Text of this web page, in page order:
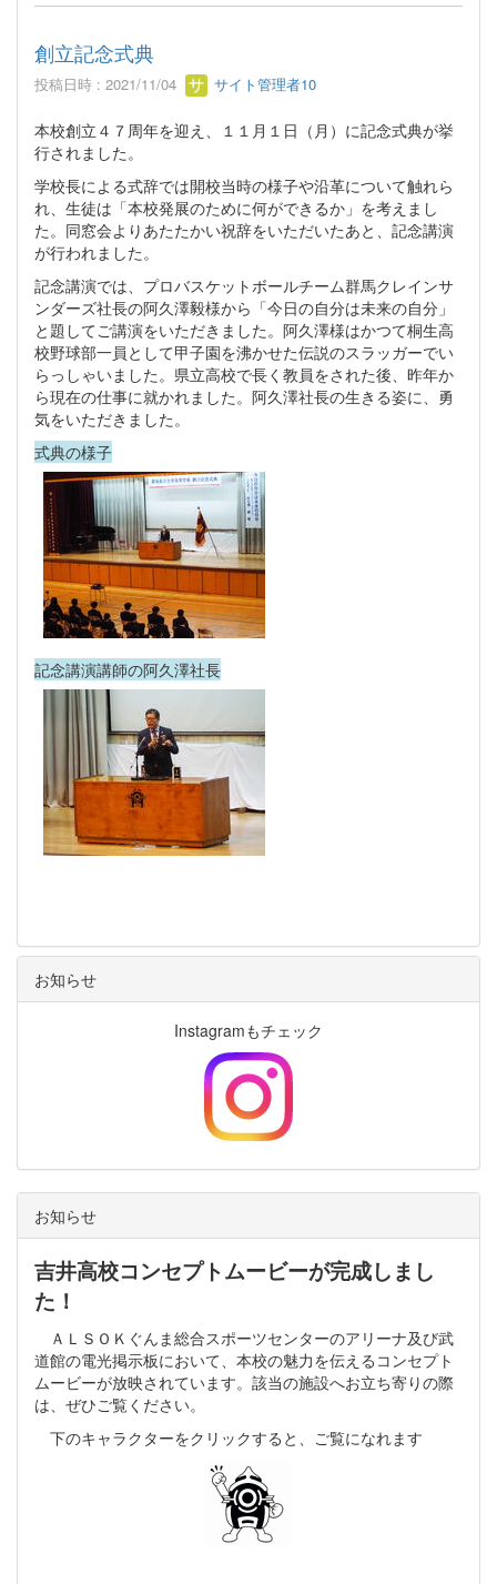
創立記念式典
投稿日時 : 2021/11/04 サイト管理者10
本校創立４７周年を迎え、１１月１日（月）に記念式典が挙
行されました。
学校長による式辞では開校当時の様子や沿革について触れら
れ、生徒は「本校発展のために何ができるか」を考えまし
た。同窓会よりあたたかい祝辞をいただいたあと、記念講演
が行われました。
記念講演では、プロバスケットボールチーム群馬クレインサ
ンダーズ社長の阿久澤毅様から「今日の自分は未来の自分」
と題してご講演をいただきました。阿久澤様はかつて桐生高
校野球部一員として甲子園を沸かせた伝説のスラッガーでい
らっしゃいました。県立高校で長く教員をされた後、昨年か
ら現在の仕事に就かれました。阿久澤社長の生きる姿に、勇
気をいただきました。
式典の様子
記念講演講師の阿久澤社長
お知らせ
Instagramもチェック
お知らせ
吉井高校コンセプトムービーが完成しまし
た！
ＡＬＳＯＫぐんま総合スポーツセンターのアリーナ及び武
道館の電光掲示板において、本校の魅力を伝えるコンセプト
ムービーが放映されています。該当の施設へお立ち寄りの際
は、ぜひご覧ください。
下のキャラクターをクリックすると、ご覧になれます